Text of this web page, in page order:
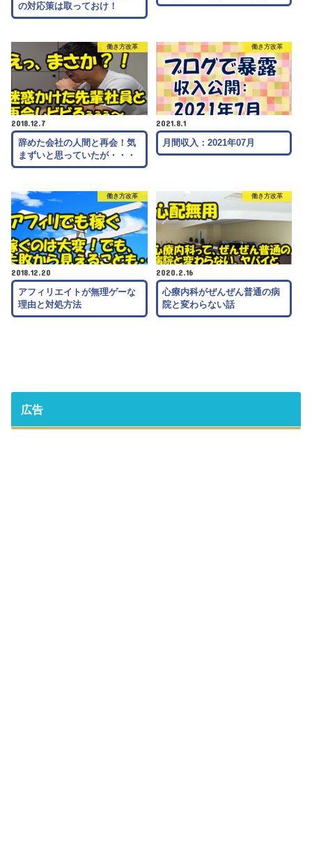
の対応策は取っておけ！
働き方改革
2018.12.7
辞めた会社の人間と再会！気
まずいと思っていたが・・・
働き方改革
2021.8.1
月間収入：2021年07月
働き方改革
2018.12.20
アフィリエイトが無理ゲーな
理由と対処方法
働き方改革
2020.2.16
心療内科がぜんぜん普通の病
院と変わらない話
広告